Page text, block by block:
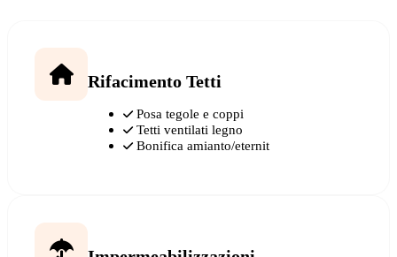
Rifacimento Tetti
Posa tegole e coppi
Tetti ventilati legno
Bonifica amianto/eternit